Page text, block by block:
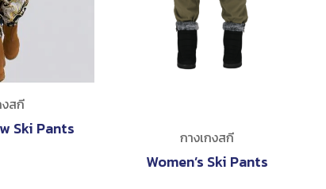
งสกี
Ski Pants กางเกงสกี
Women’s Ski Pants